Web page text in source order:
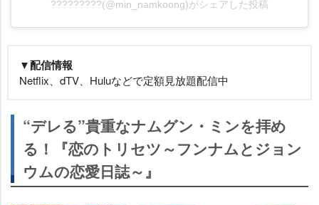
?????????(@min_namkoong)がシェアした投稿
▼配信情報
Netflix、dTV、Huluなどで定額見放題配信中
“デレる”貴重なナムグン・ミンを拝め
る！『恋のトリセツ～フンナムとジョン
ウムの恋愛日誌～』